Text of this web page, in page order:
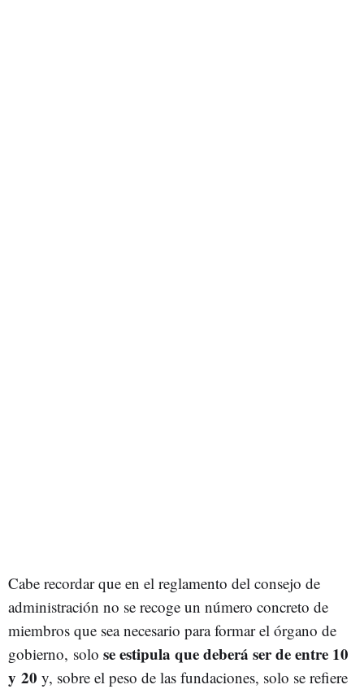
Cabe recordar que en el reglamento del consejo de
administración no se recoge un número concreto de
miembros que sea necesario para formar el órgano de
gobierno, solo se estipula que deberá ser de entre 10
y 20 y, sobre el peso de las fundaciones, solo se refiere